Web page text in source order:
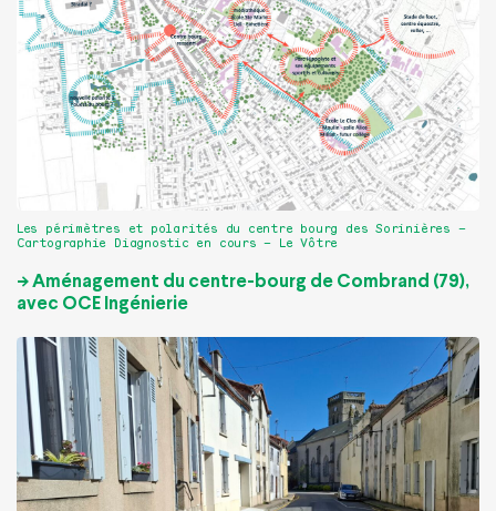
Les périmètres et polarités du centre bourg des Sorinières –
Cartographie Diagnostic en cours – Le Vôtre
-> Aménagement du centre-bourg de Combrand (79),
avec OCE Ingénierie